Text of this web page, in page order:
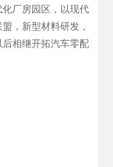
厂房园区，以现代
，新型材料研发，
相继开拓汽车零配